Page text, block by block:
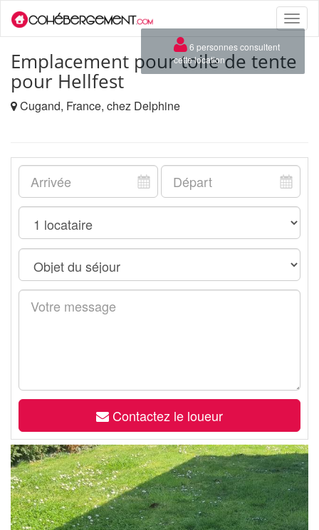
Toggle
Emplacement pour toile de tente
pour Hellfest
Cugand, France, chez Delphine
Contactez le loueur
×
6 personnes consultent
cette location